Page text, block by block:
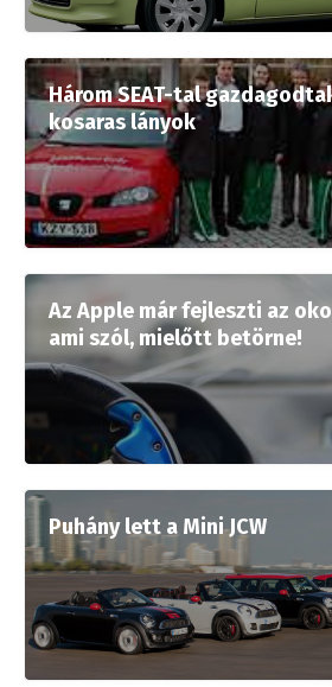
Három SEAT-tal
kosaras lányok
Az Apple már fejleszti az
ami szól, mielőtt betörne!
Puhány lett a Mini JCW